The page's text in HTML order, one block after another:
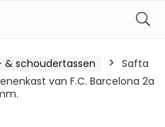
& schoudertassen
Safta
van F.C. Barcelona 2a